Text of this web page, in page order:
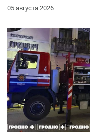
05 августа 2026